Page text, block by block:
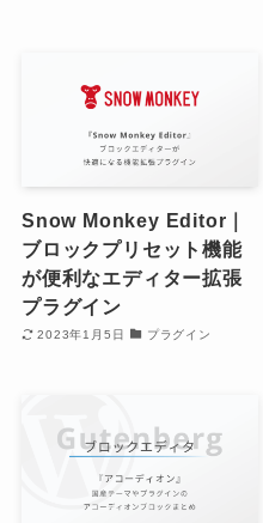
Snow Monkey Editor｜
ブロックプリセット機能
が便利なエディター拡張
プラグイン
2023年1月5日 プラグイン